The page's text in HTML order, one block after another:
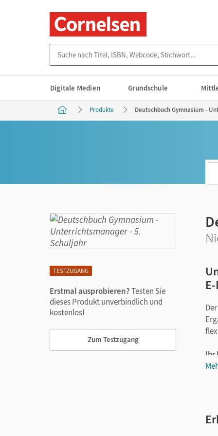
Digitale Medien Grundschule
Produkte Deutschbuch Gymnasium -
TESTZUGANG
Erstmal ausprobieren?Testen Sie
dieses Produkt unverbindlich und
kostenlos!
Zum Testzugang
Ihr